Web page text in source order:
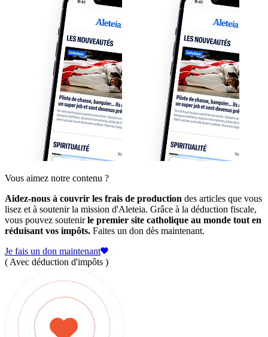
Vous aimez notre contenu ?
Aidez-nous à couvrir les frais de production des articles que vous
lisez et à soutenir la mission d'Aleteia. Grâce à la déduction fiscale,
vous pouvez soutenirle premier site catholique au monde tout en
réduisant vos impôts. Faites un don dès maintenant.
Je fais un don maintenant
( Avec déduction d'impôts )